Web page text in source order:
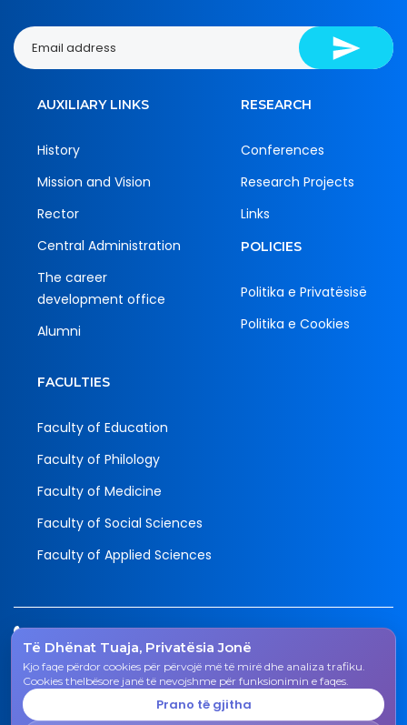
Të Dhënat Tuaja, Privatësia Jonë
Kjo faqe përdor cookies për përvojë më të mirë dhe analiza trafiku.
Cookies thelbësore janë të nevojshme për funksionimin e faqes.
Prano të gjitha
AUXILIARY LINKS
History
Mission and Vision
Rector
Central Administration
The career
development office
Alumni
RESEARCH
Conferences
Research Projects
Links
POLICIES
Politika e Privatësisë
Politika e Cookies
FACULTIES
Faculty of Education
Faculty of Philology
Faculty of Medicine
Faculty of Social Sciences
Faculty of Applied Sciences
038 200 20 831
Email
rektorati@uni-gjk.org